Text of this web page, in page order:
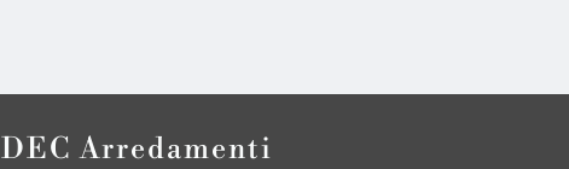
DEC Arredamenti